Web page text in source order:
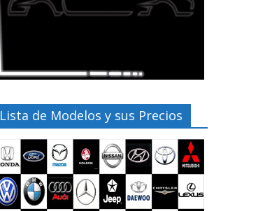
Lista de Modelos y sus Precios